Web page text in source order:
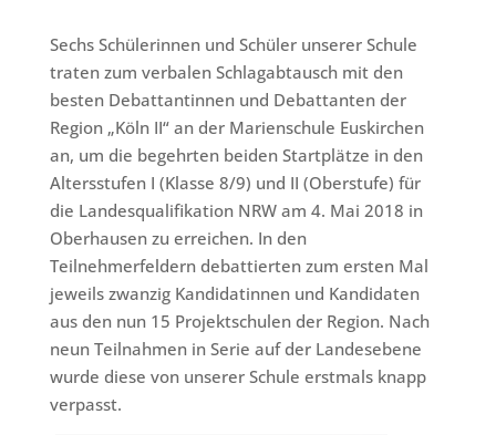
Sechs Schülerinnen und Schüler unserer Schule
traten zum verbalen Schlagabtausch mit den
besten Debattantinnen und Debattanten der
Region „Köln II“ an der Marienschule Euskirchen
an, um die begehrten beiden Startplätze in den
Altersstufen I (Klasse 8/9) und II (Oberstufe) für
die Landesqualifikation NRW am 4. Mai 2018 in
Oberhausen zu erreichen. In den
Teilnehmerfeldern debattierten zum ersten Mal
jeweils zwanzig Kandidatinnen und Kandidaten
aus den nun 15 Projektschulen der Region. Nach
neun Teilnahmen in Serie auf der Landesebene
wurde diese von unserer Schule erstmals knapp
verpasst.